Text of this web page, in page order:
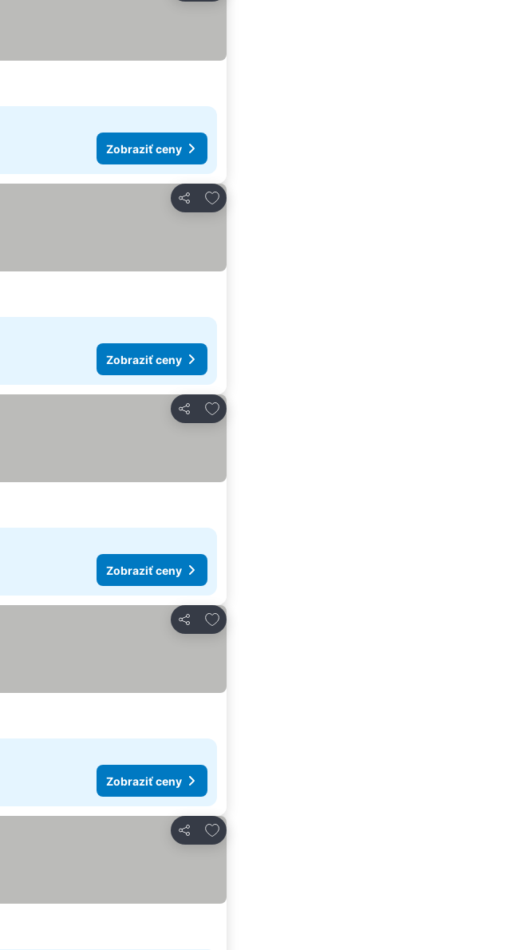
Zobraziť ceny
Zdieľať
Pridať do obľúbených
Zobraziť ceny
Zdieľať
Pridať do obľúbených
Zobraziť ceny
Zdieľať
Pridať do obľúbených
Zobraziť ceny
Zdieľať
Pridať do obľúbených